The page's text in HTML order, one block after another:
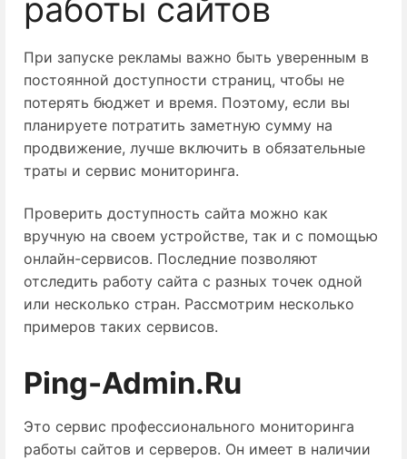
работы сайтов
При запуске рекламы важно быть уверенным в
постоянной доступности страниц, чтобы не
потерять бюджет и время. Поэтому, если вы
планируете потратить заметную сумму на
продвижение, лучше включить в обязательные
траты и сервис мониторинга.
Проверить доступность сайта можно как
вручную на своем устройстве, так и с помощью
онлайн-сервисов. Последние позволяют
отследить работу сайта с разных точек одной
или несколько стран. Рассмотрим несколько
примеров таких сервисов.
Ping-Admin.Ru
Это сервис профессионального мониторинга
работы сайтов и серверов. Он имеет в наличии